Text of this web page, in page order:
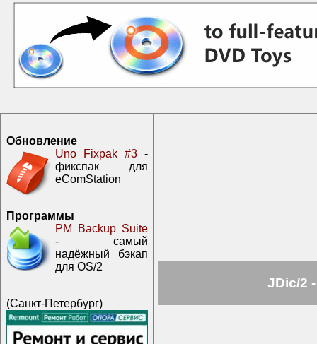
Обновление
Uno Fixpak #3 -
фикспак для
eComStation
Программы
PM Backup Suite
- самый
надёжный бэкап
для OS/2
(Санкт-Петербург)
JDic/2